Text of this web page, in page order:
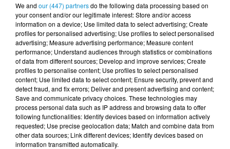
DERNIERS PODCASTS
24 juillet 2026
Les Zinformés - 24/07/26
We and our (447) partnersdo the following data processing based on
your consent and/or our legitimate interest: Store and/or access
information on a device; Use limited data to select advertising; Create
profiles for personalised advertising; Use profiles to select personalised
advertising; Measure advertising performance; Measure content
performance; Understand audiences through statistics or combinations
of data from different sources; Develop and improve services; Create
profiles to personalise content; Use profiles to select personalised
content; Use limited data to select content; Ensure security, prevent and
detect fraud, and fix errors; Deliver and present advertising and content;
Save and communicate privacy choices. These technologies may
process personal data such as IP address and browsing data to offer
following functionalities: Identify devices based on information actively
requested; Use precise geolocation data; Match and combine data from
other data sources; Link different devices; Identify devices based on
information transmitted automatically.